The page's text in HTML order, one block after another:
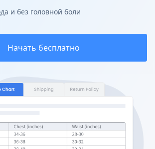
и без головной боли
Начать бесплатно